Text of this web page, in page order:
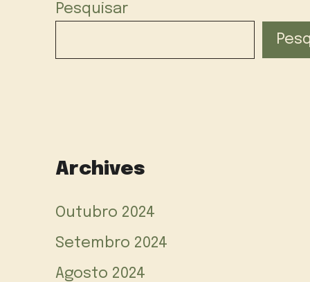
Pesquisar
Archives
Outubro 2024
Setembro 2024
Agosto 2024